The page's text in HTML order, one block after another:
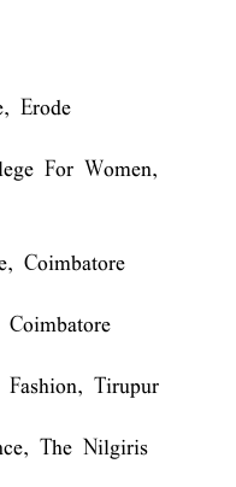
Erode
For Women,
Coimbatore
Tirupur
The Nilgiris